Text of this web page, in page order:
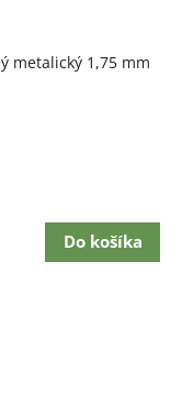
metalický 1,75 mm
Do košíka